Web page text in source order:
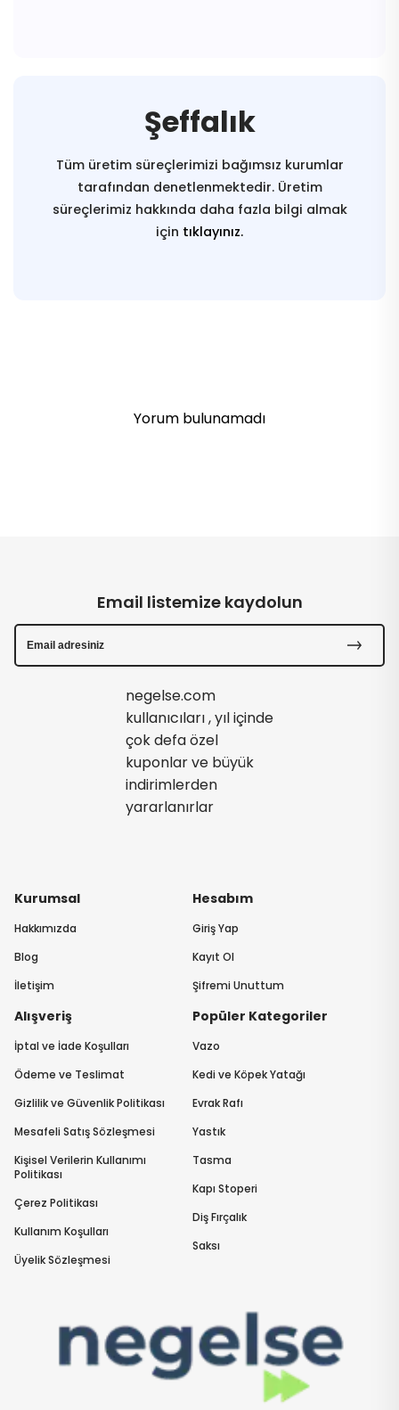
Şeffalık
Tüm üretim süreçlerimizi bağımsız kurumlar
tarafından denetlenmektedir. Üretim
süreçlerimiz hakkında daha fazla bilgi almak
için tıklayınız.
Yorum bulunamadı
Kurumsal
Hakkımızda
Blog
İletişim
Hesabım
Giriş Yap
Kayıt Ol
Şifremi Unuttum
Alışveriş
İptal ve İade Koşulları
Ödeme ve Teslimat
Gizlilik ve Güvenlik Politikası
Mesafeli Satış Sözleşmesi
Kişisel Verilerin Kullanımı
Politikası
Çerez Politikası
Kullanım Koşulları
Üyelik Sözleşmesi
Popüler Kategoriler
Vazo
Kedi ve Köpek Yatağı
Evrak Rafı
Yastık
Tasma
Kapı Stoperi
Diş Fırçalık
Saksı
Email listemize kaydolun
negelse.com
kullanıcıları , yıl içinde
çok defa özel
kuponlar ve büyük
indirimlerden
yararlanırlar